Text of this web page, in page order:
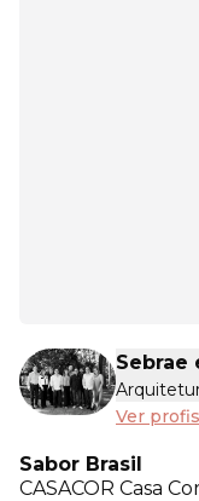
Sebrae
Ver
Sabor Brasil
CASACOR Casa